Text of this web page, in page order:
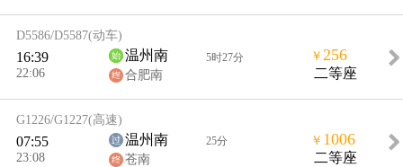
D5586/D5587(动车)
16:39
22:06
温州南
合肥南
5时27分 ￥ 256
二等座
G1226/G1227(高速)
07:55
23:08
温州南
苍南
25分 ￥ 1006
二等座